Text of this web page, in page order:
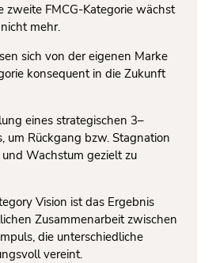
zweite FMCG-Kategorie wächst
mehr.
sich von der eigenen Marke
konsequent in die Zukunft
eines strategischen 3–
um Rückgang bzw. Stagnation
Wachstum gezielt zu
Vision ist das Ergebnis
Zusammenarbeit zwischen
die unterschiedliche
vereint.